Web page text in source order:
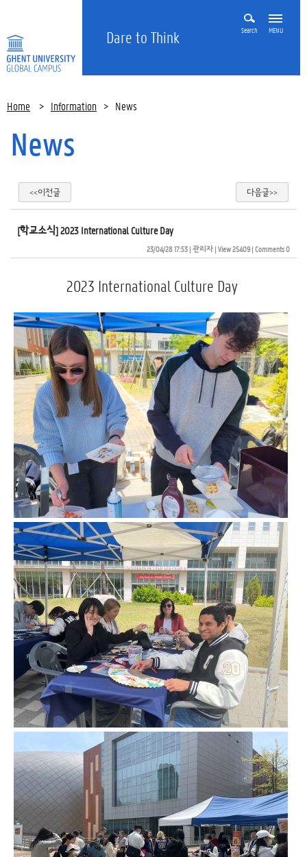
Dare to Think Search MENU
Home > Information > News
News
<<이전글 다음글>>
[학교소식] 2023 International Culture Day
23/04/28 17:53| 관리자| View 25409| Comments 0
2023 International Culture Day